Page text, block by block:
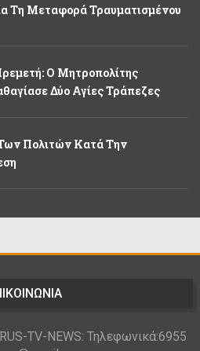
Τη Μεταφορά Τραυματισμένου
Ο Μητροπολίτης
Δύο Αγίες Τράπεζες
Πολιτών Κατά Την
TV-NEWS: Τηλεφωνικά:6955